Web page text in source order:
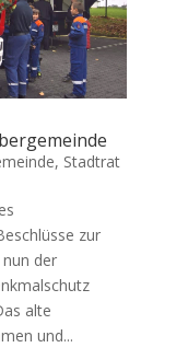
, Stadtrat
zur
der
alte
und...